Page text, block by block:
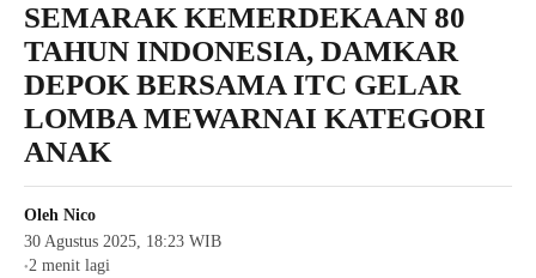
SEMARAK KEMERDEKAAN 80
TAHUN INDONESIA, DAMKAR
DEPOK BERSAMA ITC GELAR
LOMBA MEWARNAI KATEGORI
ANAK
Oleh Nico
30 Agustus 2025, 18:23 WIB
●2 menit lagi